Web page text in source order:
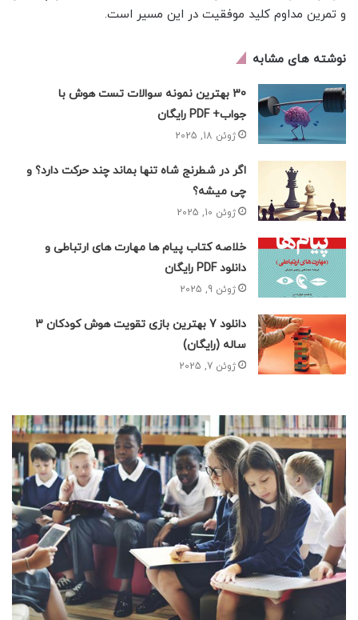
و تمرین مداوم کلید موفقیت در این مسیر است.
نوشته های مشابه
30 بهترین نمونه سوالات تست هوش با
جواب+ PDF رایگان
ژوئن 18, 2025
اگر در شطرنج شاه تنها بماند چند حرکت دارد؟ و
چی میشه؟
ژوئن 10, 2025
خلاصه کتاب پیام ها مهارت های ارتباطی و
دانلود PDF رایگان
ژوئن 9, 2025
دانلود 7 بهترین بازی تقویت هوش کودکان 3
ساله (رایگان)
ژوئن 7, 2025